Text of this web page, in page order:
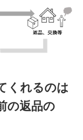
くれるのは
の返品の